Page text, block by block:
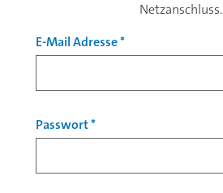
Netzanschluss.
E-Mail Adresse*
Passwort*